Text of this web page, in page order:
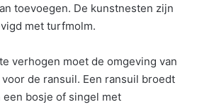
toevoegen. De kunstnesten zijn
met turfmolm.
verhogen moet de omgeving van
de ransuil. Een ransuil broedt
een bosje of singel met